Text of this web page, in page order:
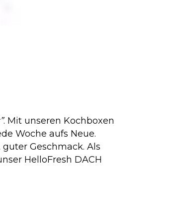
. Mit unseren Kochboxen
Woche aufs Neue.
Geschmack. Als
HelloFresh DACH